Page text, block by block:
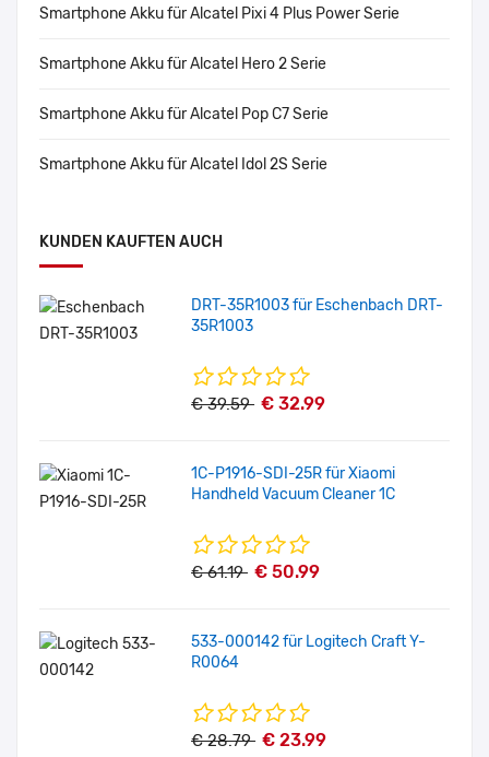
Smartphone Akku für Alcatel Pixi 4 Plus Power Serie
Smartphone Akku für Alcatel Hero 2 Serie
Smartphone Akku für Alcatel Pop C7 Serie
Smartphone Akku für Alcatel Idol 2S Serie
KUNDEN KAUFTEN AUCH
DRT-35R1003 für Eschenbach DRT-
35R1003
€ 39.59 € 32.99
1C-P1916-SDI-25R für Xiaomi
Handheld Vacuum Cleaner 1C
€ 61.19 € 50.99
533-000142 für Logitech Craft Y-
R0064
€ 28.79 € 23.99